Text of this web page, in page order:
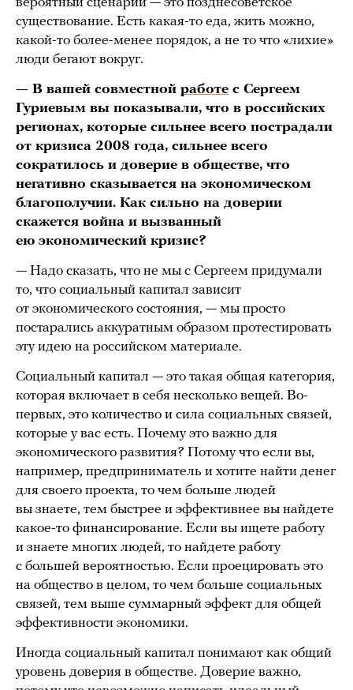
существование. Есть какая-то еда, жить можно,
какой-то более-менее порядок, а не то что «лихие»
люди бегают вокруг.
— В вашей совместной работе с Сергеем
Гуриевым вы показывали, что в российских
регионах, которые сильнее всего пострадали
от кризиса 2008 года, сильнее всего
сократилось и доверие в обществе, что
негативно сказывается на экономическом
благополучии. Как сильно на доверии
скажется война и вызванный
ею экономический кризис?
— Надо сказать, что не мы с Сергеем придумали
то, что социальный капитал зависит
от экономического состояния, — мы просто
постарались аккуратным образом протестировать
эту идею на российском материале.
Социальный капитал — это такая общая категория,
которая включает в себя несколько вещей. Во-
первых, это количество и сила социальных связей,
которые у вас есть. Почему это важно для
экономического развития? Потому что если вы,
например, предприниматель и хотите найти денег
для своего проекта, то чем больше людей
вы знаете, тем быстрее и эффективнее вы найдете
какое-то финансирование. Если вы ищете работу
и знаете многих людей, то найдете работу
с большей вероятностью. Если проецировать это
на общество в целом, то чем больше социальных
связей, тем выше суммарный эффект для общей
эффективности экономики.
Иногда социальный капитал понимают как общий
уровень доверия в обществе. Доверие важно,